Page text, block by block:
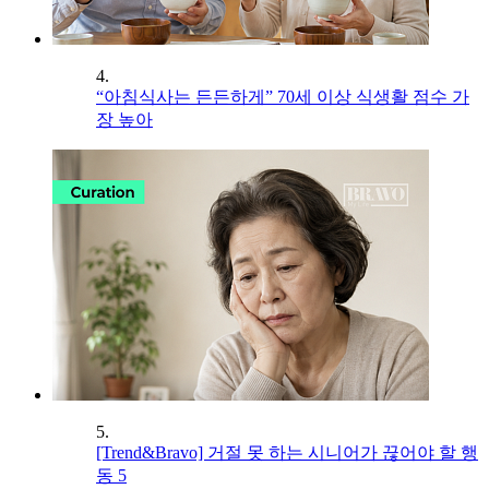
4.
“아침식사는 든든하게” 70세 이상 식생활 점수 가
장 높아
5.
[Trend&Bravo] 거절 못 하는 시니어가 끊어야 할 행
동 5